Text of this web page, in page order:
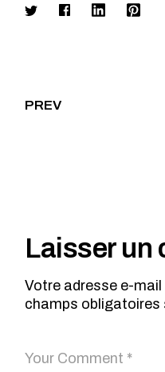
PREV
Laisser un
Votre adresse e-mail
champs obligatoires